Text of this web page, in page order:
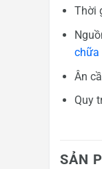
Thời
chữa
Ân
Quy
SẢN